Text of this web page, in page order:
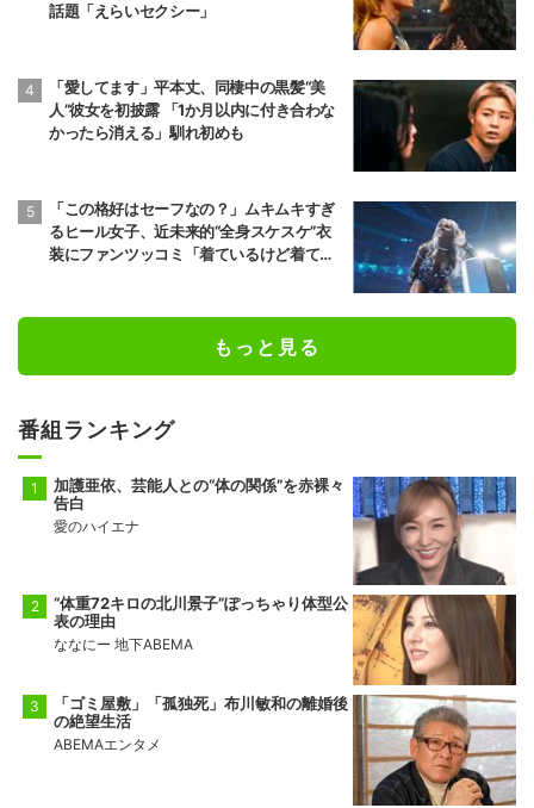
話題「えらいセクシー」
「愛してます」平本丈、同棲中の黒髪“美
人”彼女を初披露 「1か月以内に付き合わな
かったら消える」馴れ初めも
「この格好はセーフなの？」ムキムキすぎ
るヒール女子、近未来的“全身スケスケ”衣
装にファンツッコミ「着ているけど着てい
もっと見る
番組ランキング
加護亜依、芸能人との“体の関係”を赤裸々
告白
愛のハイエナ
“体重72キロの北川景子”ぽっちゃり体型公
表の理由
ななにー 地下ABEMA
「ゴミ屋敷」「孤独死」布川敏和の離婚後
の絶望生活
ABEMAエンタメ